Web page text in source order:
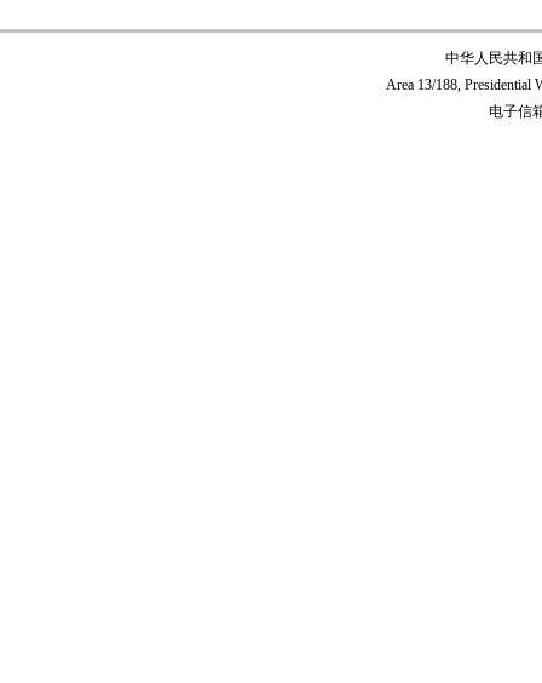
中华人民共和
Area 13/188, Presidential
电子信